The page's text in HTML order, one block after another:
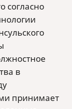
согласно
в
принимает